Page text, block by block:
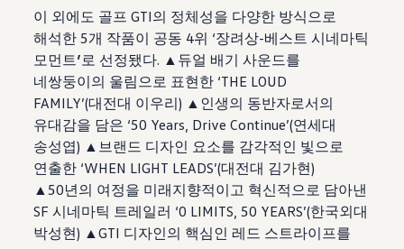
이 외에도 골프 GTI의 정체성을 다양한 방식으로
해석한 5개 작품이 공동 4위 ‘장려상-베스트 시네마틱
모먼트’ 로 선정됐다. ▲듀얼 배기 사운드를
네쌍둥이의 울림으로 표현한 ‘THE LOUD
FAMILY’(대전대 이우리) ▲인생의 동반자로서의
유대감을 담은 ‘50 Years, Drive Continue’(연세대
송성엽) ▲브랜드 디자인 요소를 감각적인 빛으로
연출한 ‘WHEN LIGHT LEADS’(대전대 김가현)
▲50년의 여정을 미래지향적이고 혁신적으로 담아낸
SF 시네마틱 트레일러 ‘0 LIMITS, 50 YEARS’(한국외대
박성현) ▲GTI 디자인의 핵심인 레드 스트라이프를